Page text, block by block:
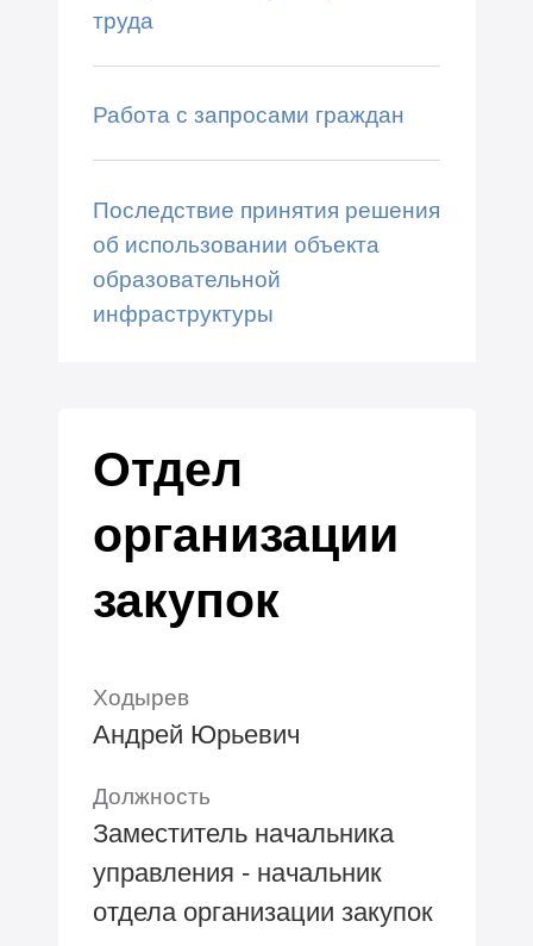
труда
Работа с запросами граждан
Последствие принятия решения
об использовании объекта
образовательной
инфраструктуры
Отдел
организации
закупок
Ходырев
Андрей Юрьевич
Должность
Заместитель начальника
управления - начальник
отдела организации закупок